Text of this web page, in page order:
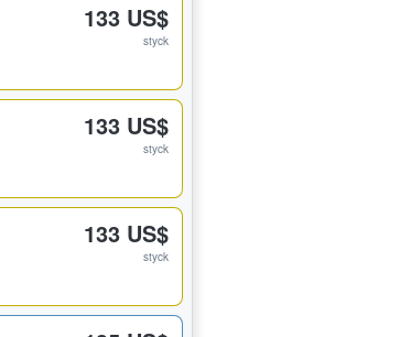
133 US$
styck
133 US$
styck
133 US$
styck